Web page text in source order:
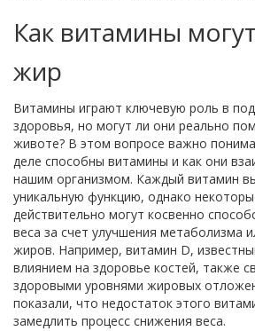
Как витамины
жир
Витамины играют ключевую роль в
здоровья, но могут ли они реально
животе? В этом вопросе важно
деле способны витамины и как они
нашим организмом. Каждый витамин
уникальную функцию, однако
действительно могут косвенно
веса за счет улучшения метаболизма
жиров. Например, витамин D,
влиянием на здоровье костей, также
здоровыми уровнями жировых
показали, что недостаток этого
замедлить процесс снижения веса.